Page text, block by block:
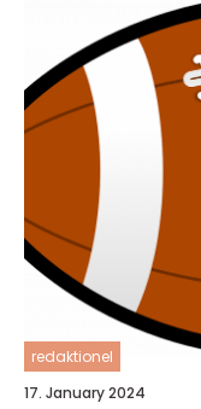
redaktionel
17. January 2024